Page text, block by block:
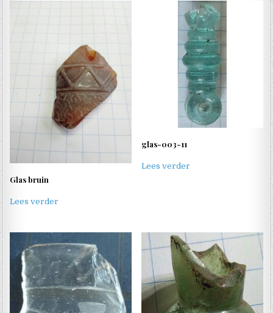
Glas bruin
Lees verder
glas-003-11
Lees verder